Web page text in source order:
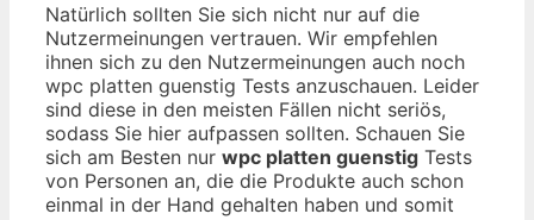
Natürlich sollten Sie sich nicht nur auf die
Nutzermeinungen vertrauen. Wir empfehlen
ihnen sich zu den Nutzermeinungen auch noch
wpc platten guenstig Tests anzuschauen. Leider
sind diese in den meisten Fällen nicht seriös,
sodass Sie hier aufpassen sollten. Schauen Sie
sich am Besten nur wpc platten guenstig Tests
von Personen an, die die Produkte auch schon
einmal in der Hand gehalten haben und somit